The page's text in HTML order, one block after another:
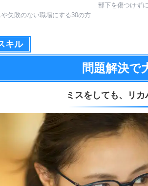
や失敗のない職場にする30の方
部下を傷つけず
キル
問題解決で
ミスをしても、 リカ